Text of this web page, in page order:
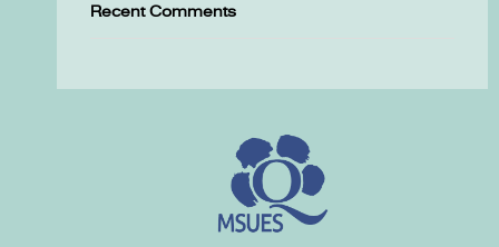
Recent Comments